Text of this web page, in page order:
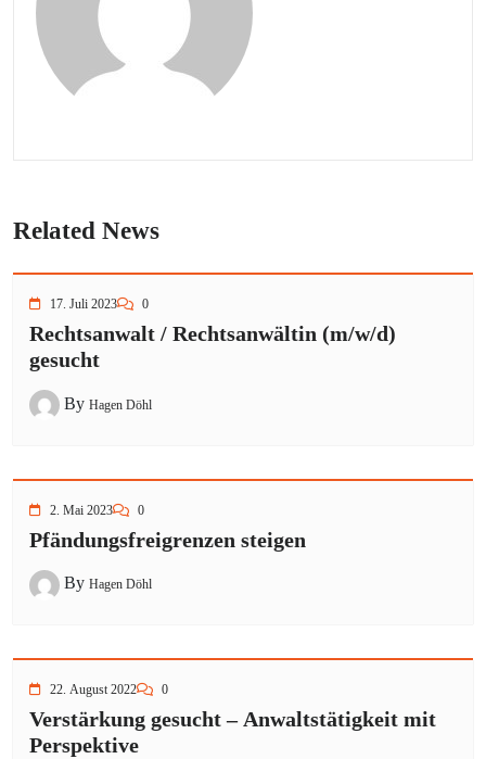
Related News
17. Juli 2023 0
Rechtsanwalt / Rechtsanwältin (m/w/d)
gesucht
By Hagen Döhl
2. Mai 2023 0
Pfändungsfreigrenzen steigen
By Hagen Döhl
22. August 2022 0
Verstärkung gesucht – Anwaltstätigkeit mit
Perspektive